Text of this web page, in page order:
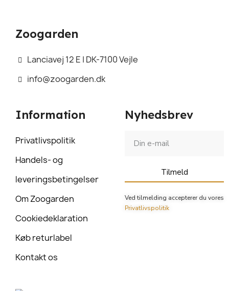
Zoogarden
Lanciavej 12 E | DK-7100 Vejle
info@zoogarden.dk
Information
Privatlivspolitik
Handels- og
leveringsbetingelser
Om Zoogarden
Cookiedeklaration
Køb returlabel
Kontakt os
Nyhedsbrev
Tilmeld
Ved tilmelding accepterer du vores
Privatlivspolitik